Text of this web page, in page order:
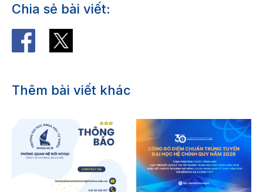
Chia sẻ bài viết:
Thêm bài viết khác